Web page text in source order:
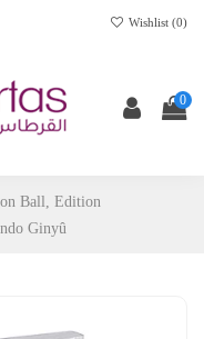
Wishlist (0)
0
Ball, Edition
Ginyû